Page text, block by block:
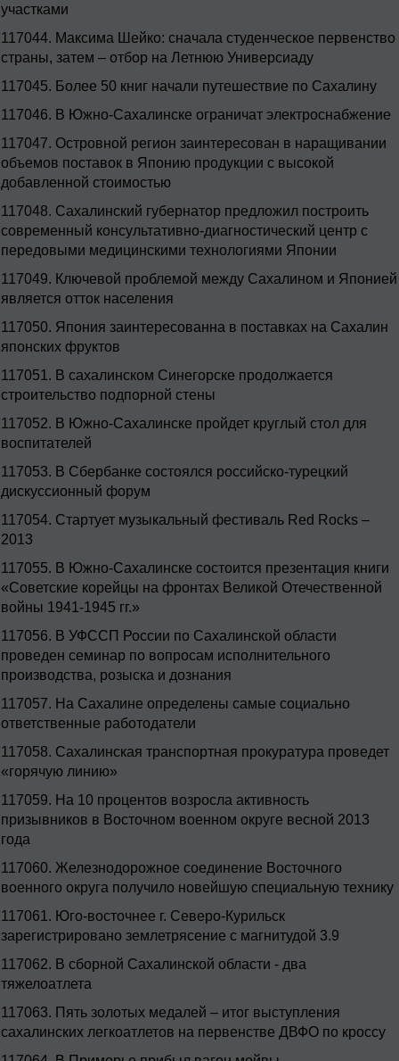
участками
117044. Максима Шейко: сначала студенческое первенство
страны, затем – отбор на Летнюю Универсиаду
117045. Более 50 книг начали путешествие по Сахалину
117046. В Южно-Сахалинске ограничат электроснабжение
117047. Островной регион заинтересован в наращивании
объемов поставок в Японию продукции с высокой
добавленной стоимостью
117048. Сахалинский губернатор предложил построить
современный консультативно-диагностический центр с
передовыми медицинскими технологиями Японии
117049. Ключевой проблемой между Сахалином и Японией
является отток населения
117050. Япония заинтересованна в поставках на Сахалин
японских фруктов
117051. В сахалинском Синегорске продолжается
строительство подпорной стены
117052. В Южно-Сахалинске пройдет круглый стол для
воспитателей
117053. В Сбербанке состоялся российско-турецкий
дискуссионный форум
117054. Стартует музыкальный фестиваль Red Rocks –
2013
117055. В Южно-Сахалинске состоится презентация книги
«Советские корейцы на фронтах Великой Отечественной
войны 1941-1945 гг.»
117056. В УФССП России по Сахалинской области
проведен семинар по вопросам исполнительного
производства, розыска и дознания
117057. На Сахалине определены самые социально
ответственные работодатели
117058. Сахалинская транспортная прокуратура проведет
«горячую линию»
117059. На 10 процентов возросла активность
призывников в Восточном военном округе весной 2013
года
117060. Железнодорожное соединение Восточного
военного округа получило новейшую специальную технику
117061. Юго-восточнее г. Северо-Курильск
зарегистрировано землетрясение с магнитудой 3.9
117062. В сборной Сахалинской области - два
тяжелоатлета
117063. Пять золотых медалей – итог выступления
сахалинских легкоатлетов на первенстве ДВФО по кроссу